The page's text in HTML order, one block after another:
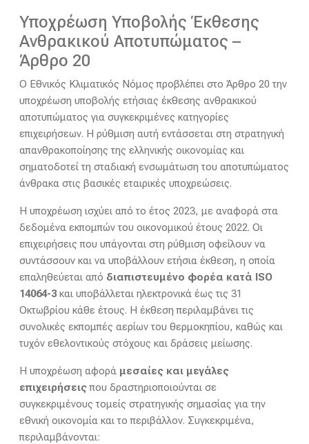
Υποχρέωση Υποβολής Έκθεσης
Ανθρακικού Αποτυπώματος –
Άρθρο 20
Ο Εθνικός Κλιματικός Νόμος προβλέπει στο Άρθρο 20 την
υποχρέωση υποβολής ετήσιας έκθεσης ανθρακικού
αποτυπώματος για συγκεκριμένες κατηγορίες
επιχειρήσεων. Η ρύθμιση αυτή εντάσσεται στη στρατηγική
απανθρακοποίησης της ελληνικής οικονομίας και
σηματοδοτεί τη σταδιακή ενσωμάτωση του αποτυπώματος
άνθρακα στις βασικές εταιρικές υποχρεώσεις.
Η υποχρέωση ισχύει από το έτος 2023, με αναφορά στα
δεδομένα εκπομπών του οικονομικού έτους 2022. Οι
επιχειρήσεις που υπάγονται στη ρύθμιση οφείλουν να
συντάσσουν και να υποβάλλουν ετήσια έκθεση, η οποία
επαληθεύεται από διαπιστευμένο φορέα κατά ISO
14064-3και υποβάλλεται ηλεκτρονικά έως τις 31
Οκτωβρίου κάθε έτους. Η έκθεση περιλαμβάνει τις
συνολικές εκπομπές αερίων του θερμοκηπίου, καθώς και
τυχόν εθελοντικούς στόχους και δράσεις μείωσης.
Η υποχρέωση αφορά μεσαίες και μεγάλες
επιχειρήσειςπου δραστηριοποιούνται σε
συγκεκριμένους τομείς στρατηγικής σημασίας για την
εθνική οικονομία και το περιβάλλον. Συγκεκριμένα,
περιλαμβάνονται: